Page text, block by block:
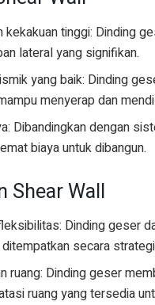
kekakuan tinggi: Dinding
lateral yang signifikan.
yang baik: Dinding
menyerap dan
Dibandingkan dengan
biaya untuk dibangun.
Shear Wall
Dinding geser
secara
ruang: Dinding geser
ruang yang tersedia